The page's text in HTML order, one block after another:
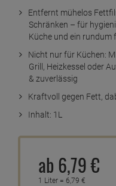
Entfernt mühelos
Schränken – für
Küche und ein rundum
Nicht nur für Küchen:
Grill, Heizkessel oder
& zuverlässig
Kraftvoll gegen Fett,
Inhalt: 1L
ab 6,79€
1 Liter = 6,79 €